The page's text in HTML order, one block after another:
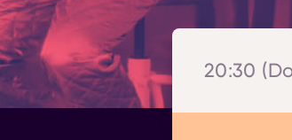
20:30